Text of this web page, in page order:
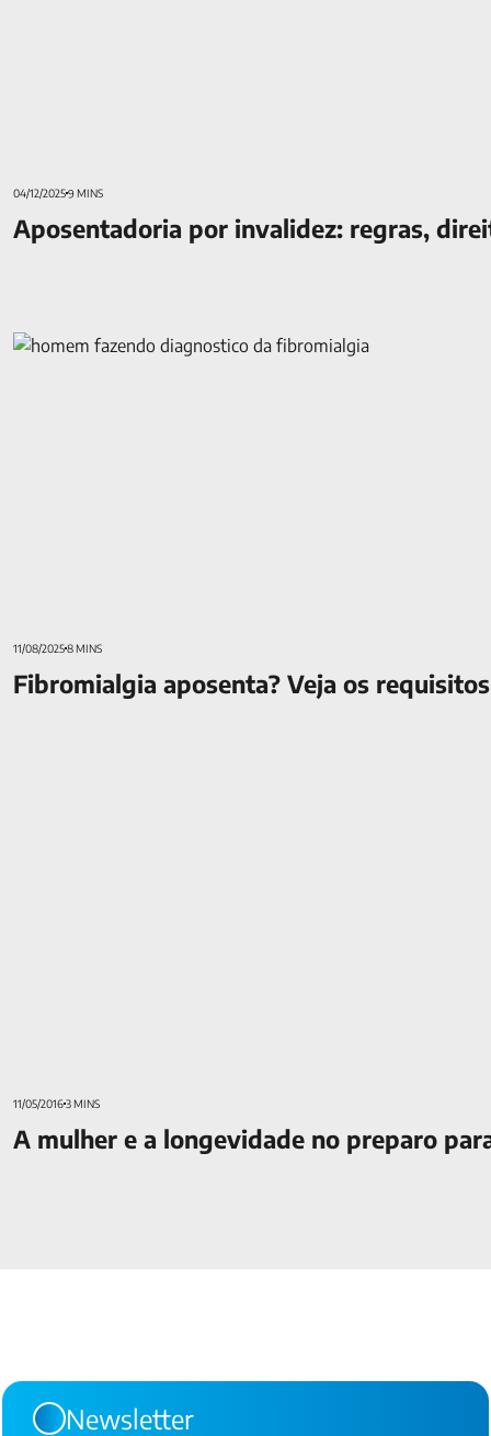
04/12/20259 MINS
Aposentadoria por invalidez: regras,
Fibromialgia aposenta? Veja os requisitos e como solicitar
11/08/20258 MINS
Fibromialgia aposenta? Veja os
11/05/20163 MINS
A mulher e a longevidade no preparo
Newsletter